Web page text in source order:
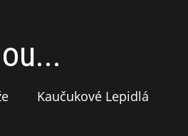
Kaučukové Lepidlá